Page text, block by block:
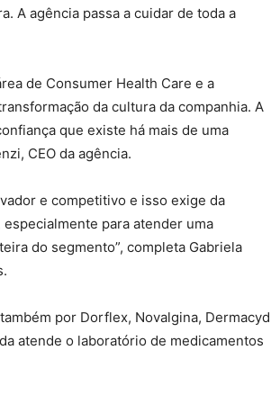
A agência passa a cuidar de toda a
de Consumer Health Care e a
da cultura da companhia. A
que existe há mais de uma
CEO da agência.
e competitivo e isso exige da
para atender uma
do segmento”, completa Gabriela
por Dorflex, Novalgina, Dermacyd
atende o laboratório de medicamentos